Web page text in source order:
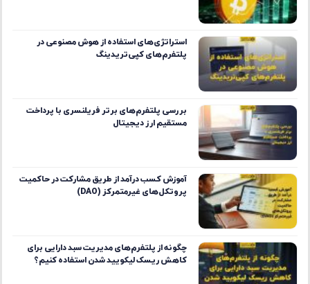
استراتژی‌های استفاده از هوش مصنوعی در
پلتفرم‌های کپی‌تریدینگ
بررسی پلتفرم‌های برتر فریلنسری با پرداخت
مستقیم ارز دیجیتال
آموزش کسب درآمد از طریق مشارکت در حاکمیت
پروتکل‌های غیرمتمرکز (DAO)
چگونه از پلتفرم‌های مدیریت سبد دارایی برای
کاهش ریسک لیکویید شدن استفاده کنیم؟